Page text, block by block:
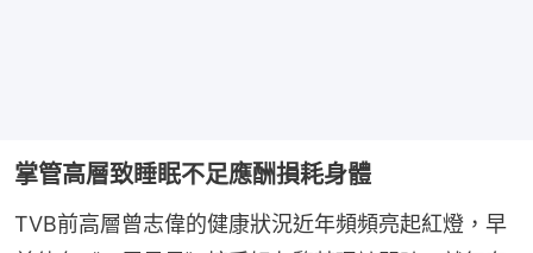
掌管高層致睡眠不足應酬損耗身體
TVB前高層曾志偉的健康狀況近年頻頻亮起紅燈，早